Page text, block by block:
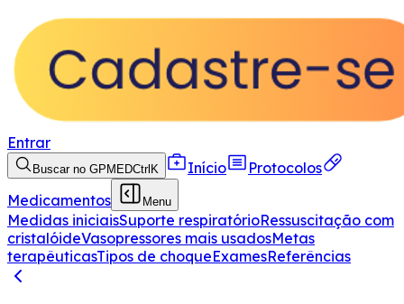
Entrar
Buscar no GPMEDCtrl K Início
Protocolos
Medicamentos
Menu
Medidas iniciaisSuporte respiratórioRessuscitação com
cristalóideVasopressores mais usadosMetas
terapêuticasTipos de choqueExamesReferências